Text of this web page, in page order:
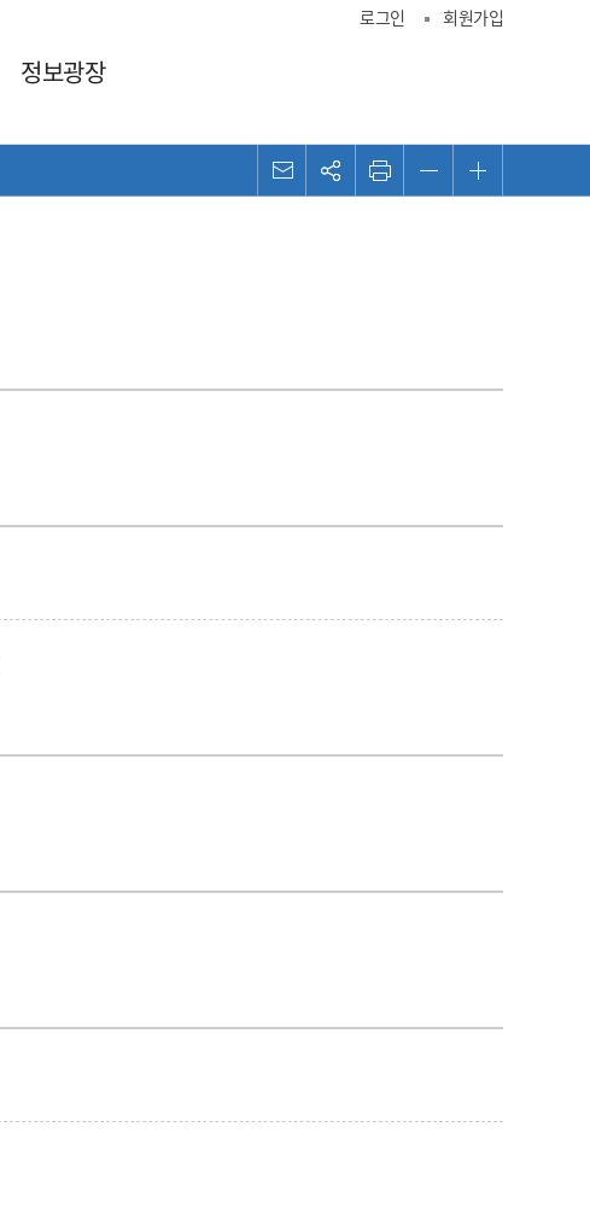
로그인 회원가입
정보광장
메일 관심콘텐츠
프린트 화면 축소